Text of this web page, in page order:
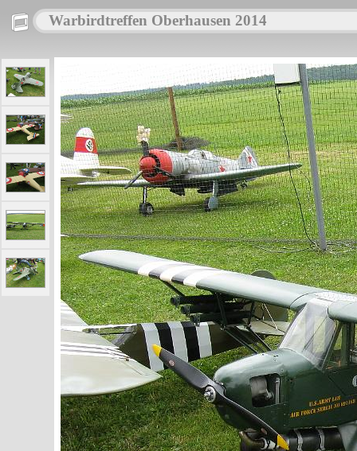
Warbirdtreffen Oberhausen 2014